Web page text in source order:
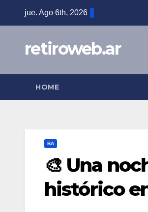
jue. Ago 6th, 2026
retiroweb.ar
HOME
BA
🎨 Una
histórico